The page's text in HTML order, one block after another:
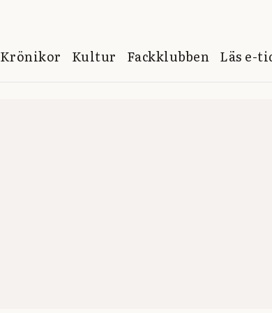
Krönikor Kultur Fackklubben Läs e-